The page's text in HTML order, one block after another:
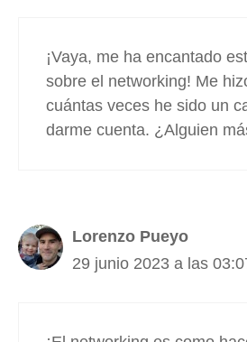
¡Vaya, me ha encantado
sobre el networking! Me
cuántas veces he sido un
darme cuenta. ¿Alguien
Lorenzo Pueyo
29 junio 2023 a las